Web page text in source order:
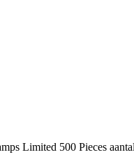
Limited 500 Pieces